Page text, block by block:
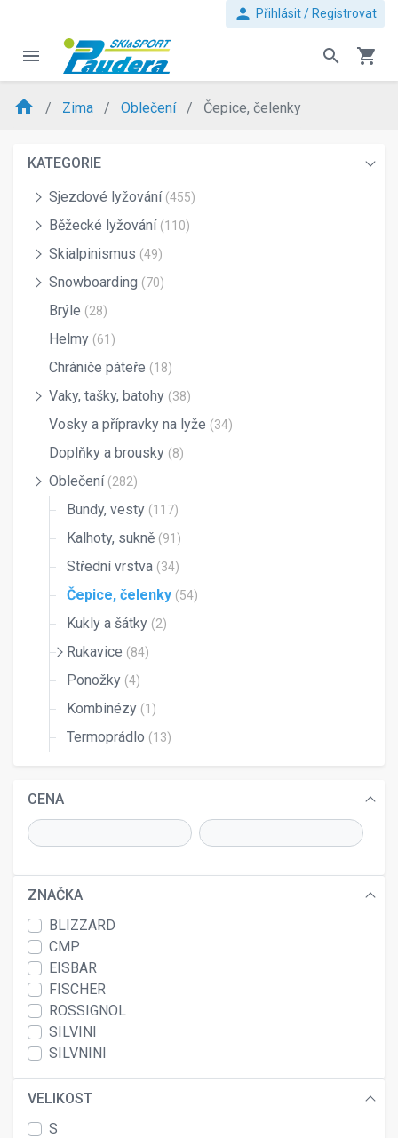
person Přihlásit / Registrovat
menu search shopping_cart
home Zima Oblečení Čepice, čelenky
KATEGORIE
Sjezdové lyžování (455)
Běžecké lyžování (110)
Skialpinismus (49)
Snowboarding (70)
Brýle (28)
Helmy (61)
Chrániče páteře (18)
Vaky, tašky, batohy (38)
Vosky a přípravky na lyže (34)
Doplňky a brousky (8)
Oblečení (282)
Bundy, vesty (117)
Kalhoty, sukně (91)
Střední vrstva (34)
Čepice, čelenky (54)
Kukly a šátky (2)
Rukavice (84)
Ponožky (4)
Kombinézy (1)
Termoprádlo (13)
CENA
ZNAČKA
BLIZZARD
CMP
EISBAR
FISCHER
ROSSIGNOL
SILVINI
SILVNINI
VELIKOST
S